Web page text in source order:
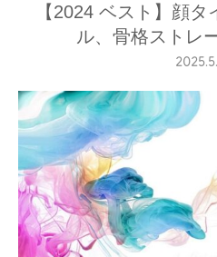
【2024 ベスト】顔
ル、骨格ストレ